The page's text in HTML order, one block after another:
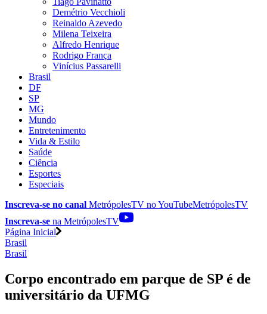
Demétrio Vecchioli
Reinaldo Azevedo
Milena Teixeira
Alfredo Henrique
Rodrigo França
Vinícius Passarelli
Brasil
DF
SP
MG
Mundo
Entretenimento
Vida & Estilo
Saúde
Ciência
Esportes
Especiais
Inscreva-se no canal MetrópolesTV noYouTubeMetrópolesTV
Inscreva-se na MetrópolesTV
Página Inicial
Brasil
Brasil
Corpo encontrado em parque de SP é de
universitário da UFMG